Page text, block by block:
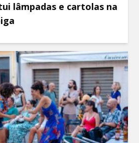
lâmpadas e cartolas na